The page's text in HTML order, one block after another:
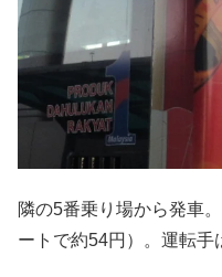
隣の5番乗り場から発車
ートで約54円）。運転手